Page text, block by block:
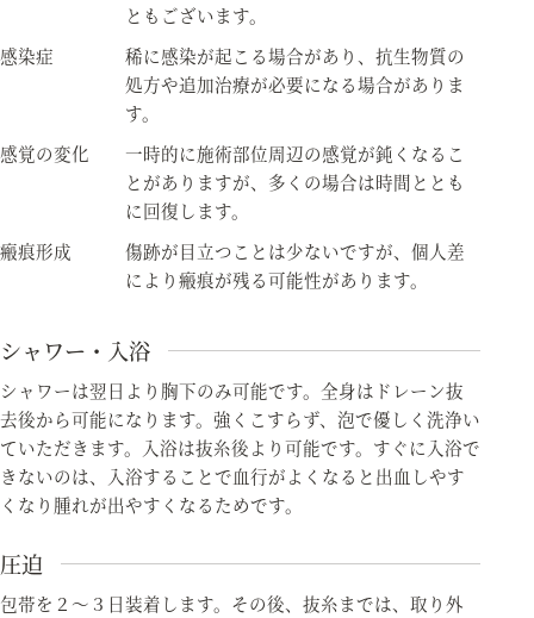
ともございます。
感染症
稀に感染が起こる場合があり、抗生物質の
処方や追加治療が必要になる場合がありま
す。
感覚の変化
一時的に施術部位周辺の感覚が鈍くなるこ
とがありますが、多くの場合は時間ととも
に回復します。
瘢痕形成
傷跡が目立つことは少ないですが、個人差
により瘢痕が残る可能性があります。
シャワー・入浴
シャワーは翌日より胸下のみ可能です。全身はドレーン抜
去後から可能になります。強くこすらず、泡で優しく洗浄い
ていただきます。入浴は抜糸後より可能です。すぐに入浴で
きないのは、入浴することで血行がよくなると出血しやす
くなり腫れが出やすくなるためです。
圧迫
包帯を２～３日装着します。その後、抜糸までは、取り外